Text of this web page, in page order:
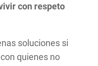
con respeto
soluciones si
quienes no